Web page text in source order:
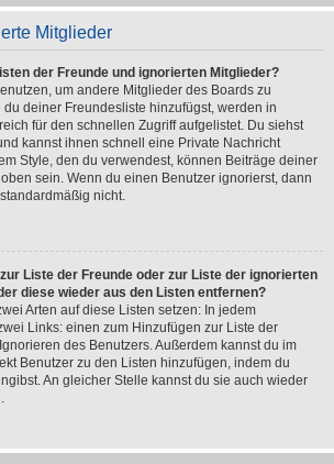
Mitglieder
der Freunde und ignorierten Mitglieder?
um andere Mitglieder des Boards zu
deiner Freundesliste hinzufügst, werden in
für den schnellen Zugriff aufgelistet. Du siehst
kannst ihnen schnell eine Private Nachricht
Style, den du verwendest, können Beiträge deiner
sein. Wenn du einen Benutzer ignorierst, dann
nicht.
Liste der Freunde oder zur Liste der ignorierten
diese wieder aus den Listen entfernen?
Arten auf diese Listen setzen: In jedem
Links: einen zum Hinzufügen zur Liste der
des Benutzers. Außerdem kannst du im
Benutzer zu den Listen hinzufügen, indem du
An gleicher Stelle kannst du sie auch wieder